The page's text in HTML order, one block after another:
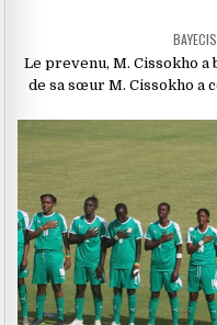
Le prevenu, M. Cissokho
de sa sœur M. Cissokho a